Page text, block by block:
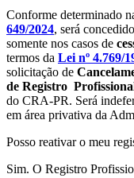
Conforme determinado
649/2024, será
somente nos casos de
termos da Lei nº 4.769/
solicitação de
de Registro
do CRA-PR. Será
em área privativa da
Posso reativar o meu
Sim. O Registro